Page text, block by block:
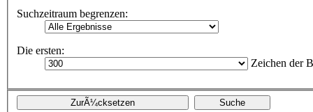
Suchzeitraum begrenzen:
Die ersten:
Zeichen der